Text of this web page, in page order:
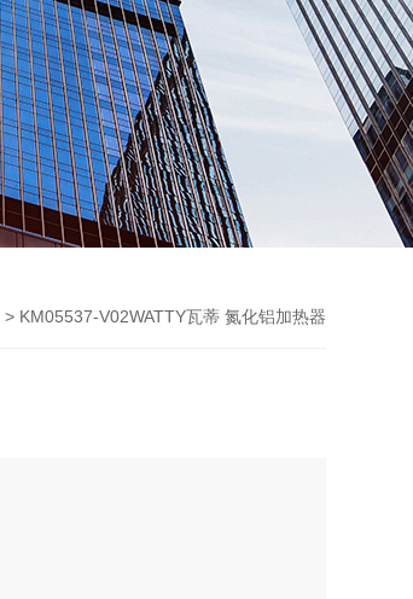
> KM05537-V02WATTY瓦蒂 氮化铝加热器